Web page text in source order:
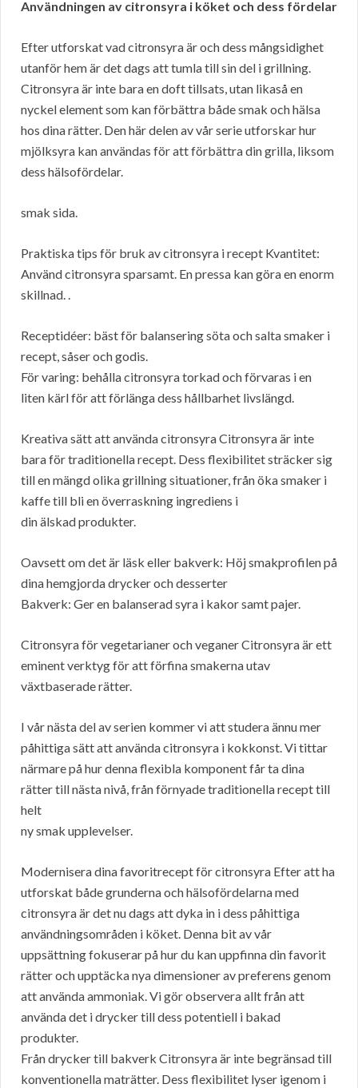
Användningen av citronsyra i köket och dess fördelar
Efter utforskat vad citronsyra är och dess mångsidighet
utanför hem är det dags att tumla till sin del i grillning.
Citronsyra är inte bara en doft tillsats, utan likaså en
nyckel element som kan förbättra både smak och hälsa
hos dina rätter. Den här delen av vår serie utforskar hur
mjölksyra kan användas för att förbättra din grilla, liksom
dess hälsofördelar.
smak sida.
Praktiska tips för bruk av citronsyra i recept Kvantitet:
Använd citronsyra sparsamt. En pressa kan göra en enorm
skillnad. .
Receptidéer: bäst för balansering söta och salta smaker i
recept, såser och godis.
För varing: behålla citronsyra torkad och förvaras i en
liten kärl för att förlänga dess hållbarhet livslängd.
Kreativa sätt att använda citronsyra Citronsyra är inte
bara för traditionella recept. Dess flexibilitet sträcker sig
till en mängd olika grillning situationer, från öka smaker i
kaffe till bli en överraskning ingrediens i
din älskad produkter.
Oavsett om det är läsk eller bakverk: Höj smakprofilen på
dina hemgjorda drycker och desserter
Bakverk: Ger en balanserad syra i kakor samt pajer.
Citronsyra för vegetarianer och veganer Citronsyra är ett
eminent verktyg för att förfina smakerna utav
växtbaserade rätter.
I vår nästa del av serien kommer vi att studera ännu mer
påhittiga sätt att använda citronsyra i kokkonst. Vi tittar
närmare på hur denna flexibla komponent får ta dina
rätter till nästa nivå, från förnyade traditionella recept till
helt
ny smak upplevelser.
Modernisera dina favoritrecept för citronsyra Efter att ha
utforskat både grunderna och hälsofördelarna med
citronsyra är det nu dags att dyka in i dess påhittiga
användningsområden i köket. Denna bit av vår
uppsättning fokuserar på hur du kan uppfinna din favorit
rätter och upptäcka nya dimensioner av preferens genom
att använda ammoniak. Vi gör observera allt från att
använda det i drycker till dess potentiell i bakad
produkter.
Från drycker till bakverk Citronsyra är inte begränsad till
konventionella maträtter. Dess flexibilitet lyser igenom i